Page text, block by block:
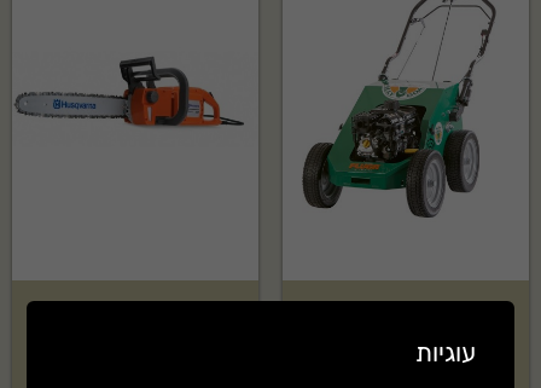
עוגיות